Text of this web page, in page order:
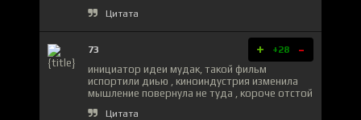
Цитата
73 + +28 -
инициатор идеи мудак, такой фильм
испортили диью , киноиндустрия изменила
мышление повернула не туда , короче отстой
Цитата